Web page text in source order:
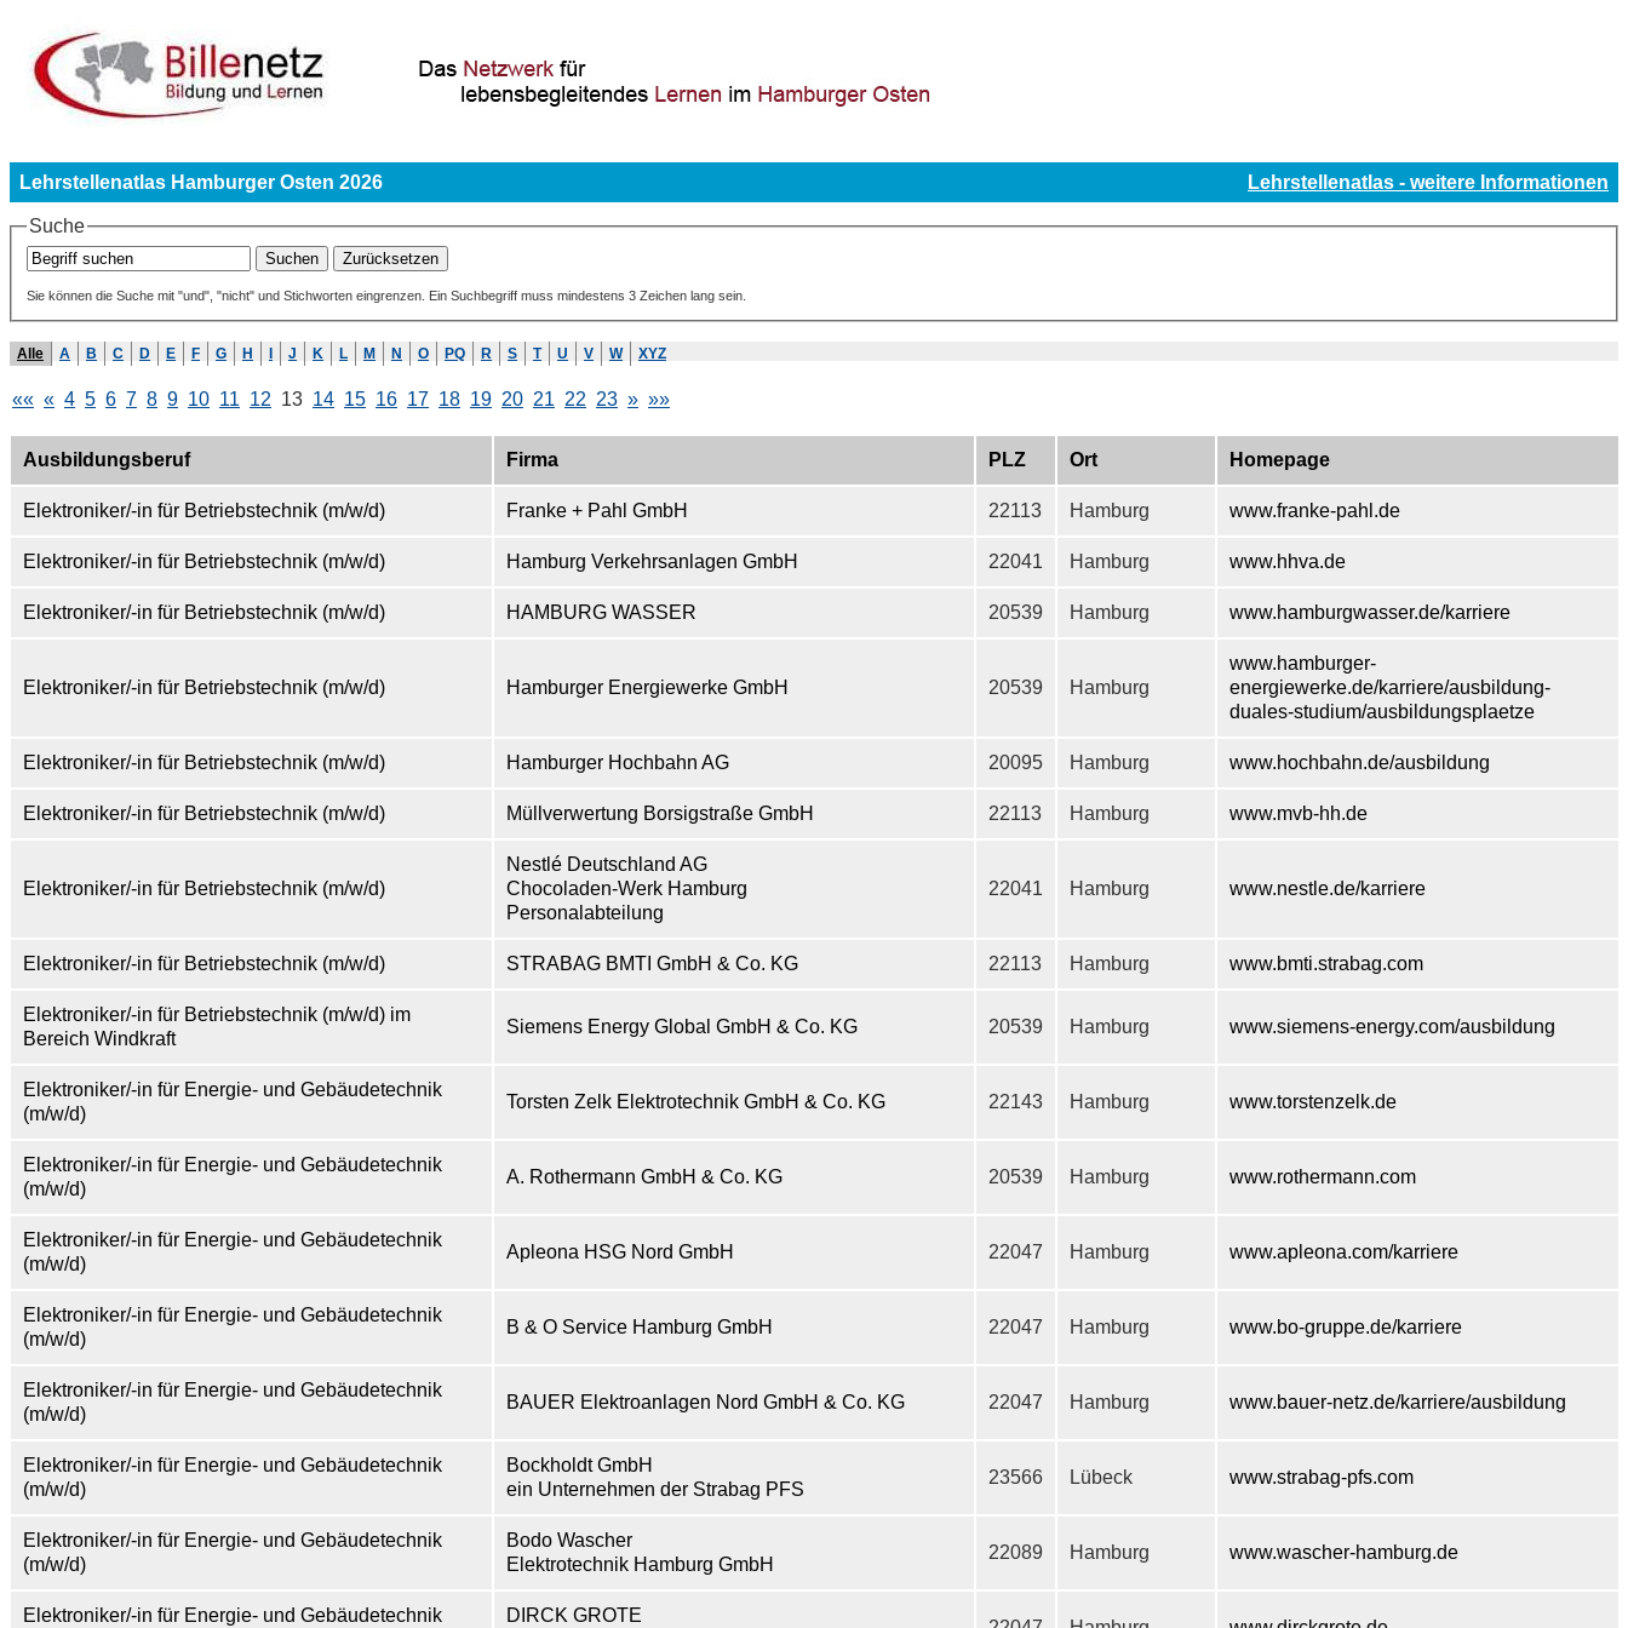
Lehrstellenatlas Hamburger Osten 2026 Lehrstellenatlas - weitere Informationen
Suche
Sie können die Suche mit "und", "nicht" und Stichworten eingrenzen. Ein Suchbegriff muss mindestens 3 Zeichen lang sein.
Alle A B C D E F G H J K L M N O PQ R S T U V W XYZ
«« « 4 5 6 7 8 9 10 11 12 13 14 15 16 17 18 19 20 21 22 23 » »»
Ausbildungsberuf Firma PLZ Ort Homepage
Elektroniker/-in für Betriebstechnik (m/w/d) Franke + Pahl GmbH 22113 Hamburg www.franke-pahl.de
Elektroniker/-in für Betriebstechnik (m/w/d) Hamburg Verkehrsanlagen GmbH 22041 Hamburg www.hhva.de
Elektroniker/-in für Betriebstechnik (m/w/d) HAMBURG WASSER 20539 Hamburg www.hamburgwasser.de/karriere
Elektroniker/-in für Betriebstechnik (m/w/d) Hamburger Energiewerke GmbH 20539 Hamburg
www.hamburger-
energiewerke.de/karriere/ausbildung-
duales-studium/ausbildungsplaetze
Elektroniker/-in für Betriebstechnik (m/w/d) Hamburger Hochbahn AG 20095 Hamburg www.hochbahn.de/ausbildung
Elektroniker/-in für Betriebstechnik (m/w/d) Müllverwertung Borsigstraße GmbH 22113 Hamburg www.mvb-hh.de
Elektroniker/-in für Betriebstechnik (m/w/d)
Nestlé Deutschland AG
Chocoladen-Werk Hamburg
Personalabteilung
22041 Hamburg www.nestle.de/karriere
Elektroniker/-in für Betriebstechnik (m/w/d) STRABAG BMTI GmbH & Co. KG 22113 Hamburg www.bmti.strabag.com
Elektroniker/-in für Betriebstechnik (m/w/d) im
Bereich Windkraft
Siemens Energy Global GmbH & Co. KG 20539 Hamburg www.siemens-energy.com/ausbildung
Elektroniker/-in für Energie- und Gebäudetechnik
(m/w/d)
Torsten Zelk Elektrotechnik GmbH & Co. KG 22143 Hamburg www.torstenzelk.de
Elektroniker/-in für Energie- und Gebäudetechnik
(m/w/d)
A. Rothermann GmbH & Co. KG 20539 Hamburg www.rothermann.com
Elektroniker/-in für Energie- und Gebäudetechnik
(m/w/d)
Apleona HSG Nord GmbH 22047 Hamburg www.apleona.com/karriere
Elektroniker/-in für Energie- und Gebäudetechnik
(m/w/d)
B & O Service Hamburg GmbH 22047 Hamburg www.bo-gruppe.de/karriere
Elektroniker/-in für Energie- und Gebäudetechnik
(m/w/d)
BAUER Elektroanlagen Nord GmbH & Co. KG 22047 Hamburg www.bauer-netz.de/karriere/ausbildung
Elektroniker/-in für Energie- und Gebäudetechnik
(m/w/d)
Bockholdt GmbH
ein Unternehmen der Strabag PFS
23566 Lübeck www.strabag-pfs.com
Elektroniker/-in für Energie- und Gebäudetechnik
(m/w/d)
Bodo Wascher
Elektrotechnik Hamburg GmbH
22089 Hamburg www.wascher-hamburg.de
Elektroniker/-in für Energie- und Gebäudetechnik DIRCK GROTE